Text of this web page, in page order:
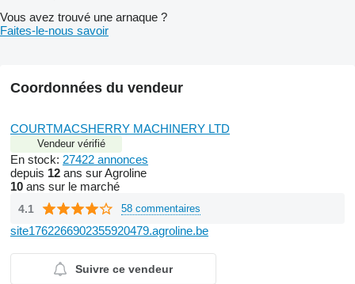
Vous avez trouvé une arnaque ?
Faites-le-nous savoir
Coordonnées du vendeur
COURTMACSHERRY MACHINERY LTD
Vendeur vérifié
En stock: 27422 annonces
depuis 12 ans sur Agroline
10 ans sur le marché
4.1 58 commentaires
site1762266902355920479.agroline.be
Suivre ce vendeur